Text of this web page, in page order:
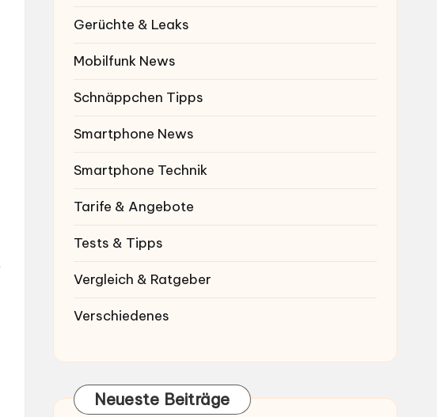
Gerüchte & Leaks
Mobilfunk News
Schnäppchen Tipps
Smartphone News
Smartphone Technik
Tarife & Angebote
Tests & Tipps
Vergleich & Ratgeber
Verschiedenes
Neueste Beiträge